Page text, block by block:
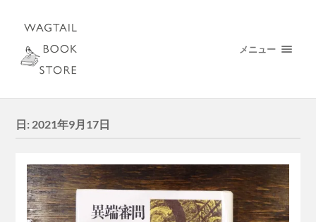
メニュー
日: 2021年9月17日